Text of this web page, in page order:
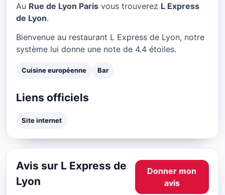
Au Rue de Lyon Paris vous trouverez L Express
de Lyon.
Bienvenue au restaurant L Express de Lyon, notre
système lui donne une note de 4.4 étoiles.
Cuisine européenne Bar
Liens officiels
Site internet
Avis sur L Express de
Lyon
Donner mon
avis